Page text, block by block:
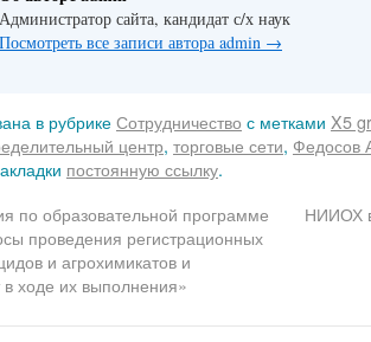
Администратор сайта, кандидат с/х наук
Посмотреть все записи автора admin →
в рубрикеСотрудничество с метками X5
центр, торговые сети, Федосов
постоянную ссылку.
по образовательной программе
проведения регистрационных
и агрохимикатов и
ходе их выполнения»
НИИОХ